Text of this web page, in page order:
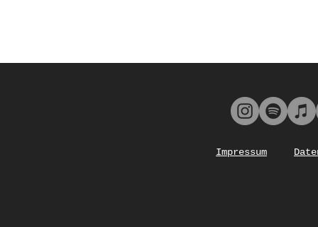
Impressum